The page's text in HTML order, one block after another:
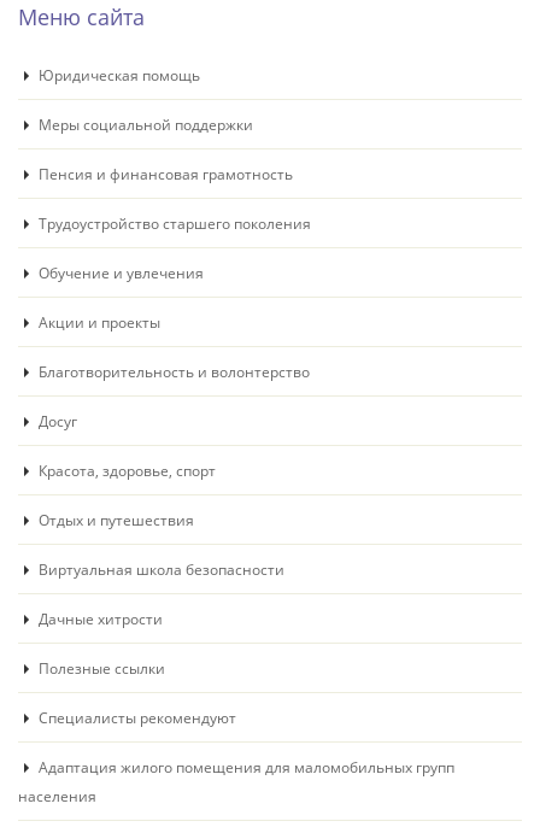
Меню сайта
Юридическая помощь
Меры социальной поддержки
Пенсия и финансовая грамотность
Трудоустройство старшего поколения
Обучение и увлечения
Акции и проекты
Благотворительность и волонтерство
Досуг
Красота, здоровье, спорт
Отдых и путешествия
Виртуальная школа безопасности
Дачные хитрости
Полезные ссылки
Специалисты рекомендуют
Адаптация жилого помещения для маломобильных групп
населения